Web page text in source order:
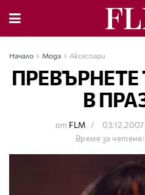
Начало Мода Аксесоари
ПРЕВЪРНЕТЕ
В
от FLM 03.12.2007
Време за четене: